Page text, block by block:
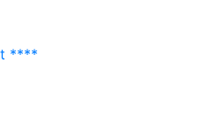
****